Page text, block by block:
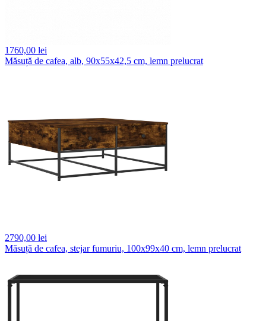
1760,00 lei
Măsuță de cafea, alb, 90x55x42,5 cm, lemn prelucrat
2790,00 lei
Măsuță de cafea, stejar fumuriu, 100x99x40 cm, lemn prelucrat